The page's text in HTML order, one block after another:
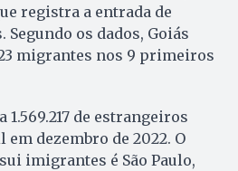
registra a entrada de
os dados, Goiás
migrantes nos 9 primeiros
1.569.217 de estrangeiros
dezembro de 2022. O
imigrantes é São Paulo,